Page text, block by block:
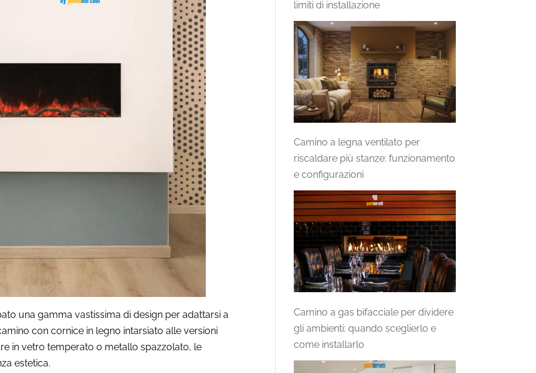
una gamma vastissima di design per adattarsi a
con cornice in legno intarsiato alle versioni
in vetro temperato o metallo spazzolato, le
estetica.
limiti di installazione
Camino a legna ventilato per
riscaldare più stanze: funzionamento
e configurazioni
Camino a gas bifacciale per dividere
gli ambienti: quando sceglierlo e
come installarlo